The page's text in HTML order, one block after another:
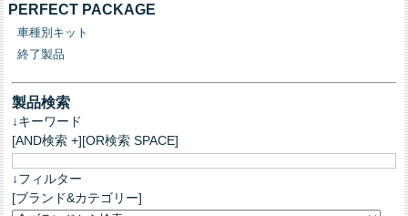
PERFECT PACKAGE
車種別キット
終了製品
製品検索
↓キーワード
[AND検索 +][OR検索 SPACE]
↓フィルター
[ブランド&カテゴリー]